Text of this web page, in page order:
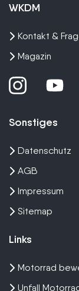
WKDM
Kontakt &
Magazin
Sonstiges
Datenschutz
AGB
Impressum
Sitemap
Links
Motorrad
Unfall